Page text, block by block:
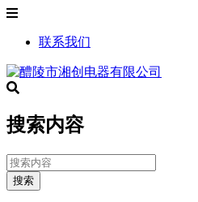
联系我们
搜索内容
搜索